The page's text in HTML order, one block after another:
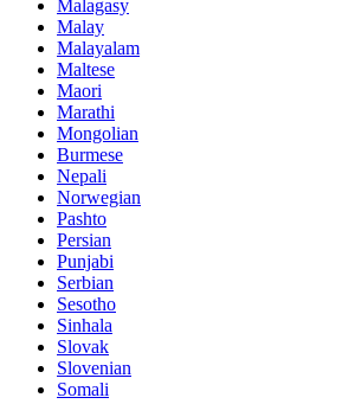
Malagasy
Malay
Malayalam
Maltese
Maori
Marathi
Mongolian
Burmese
Nepali
Norwegian
Pashto
Persian
Punjabi
Serbian
Sesotho
Sinhala
Slovak
Slovenian
Somali